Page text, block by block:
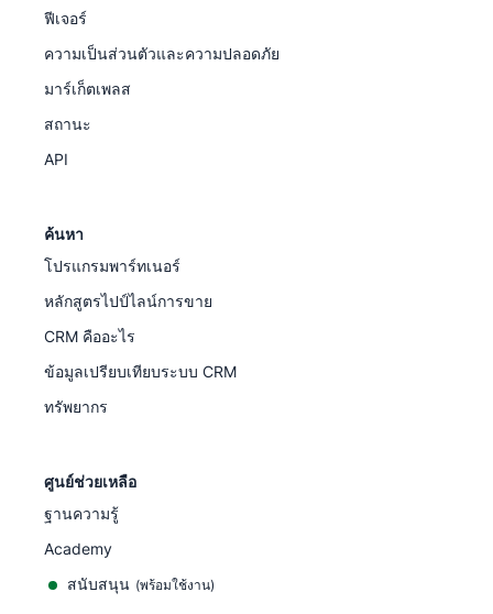
ฟีเจอร์
ความเป็นส่วนตัวและความปลอดภัย
มาร์เก็ตเพลส
สถานะ
API
ค้นหา
โปรแกรมพาร์ทเนอร์
หลักสูตรไปป์ไลน์การขาย
CRM คืออะไร
ข้อมูลเปรียบเทียบระบบ CRM
ทรัพยากร
ศูนย์ช่วยเหลือ
ฐานความรู้
Academy
สนับสนุน (พร้อมใช้งาน)